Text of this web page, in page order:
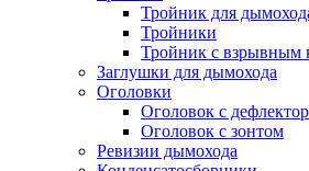
Тройник для
Тройники
Тройник с взрывным
Заглушки для дымохода
Оголовки
Оголовок с
Оголовок с зонтом
Ревизии дымохода